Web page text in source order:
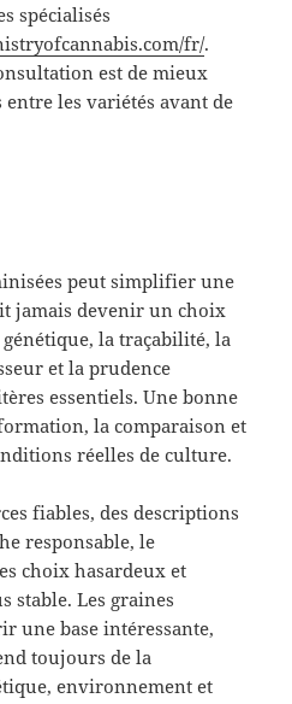
spécialisés
fr/.
est de mieux
les variétés avant de
peut simplifier une
jamais devenir un choix
la traçabilité, la
et la prudence
essentiels. Une bonne
la comparaison et
réelles de culture.
fiables, des descriptions
responsable, le
choix hasardeux et
stable. Les graines
une base intéressante,
toujours de la
environnement et